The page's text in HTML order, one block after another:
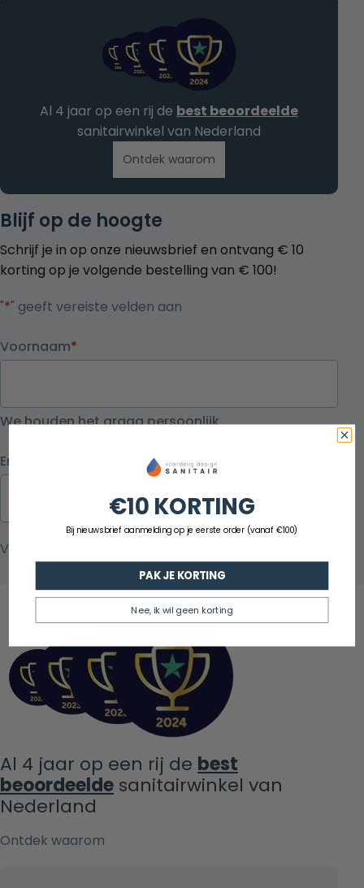
Blijf op de hoogte
Schrijf je in op onze nieuwsbrief en ontvang € 10
korting op je volgende bestelling van € 100!
"*" geeft vereiste velden aan
Voornaam*
We houden het graag persoonlijk
Email
Al 4 jaar op een rij de best beoordeelde
sanitairwinkel van Nederland
Ontdek waarom
Al 4 jaar op een rij de best
beoordeelde sanitairwinkel van
Nederland
Ontdek waarom
€10 KORTING
Bij nieuwsbrief aanmelding op je eerste order (vanaf €100)
PAK JE KORTING
Nee, ik wil geen korting